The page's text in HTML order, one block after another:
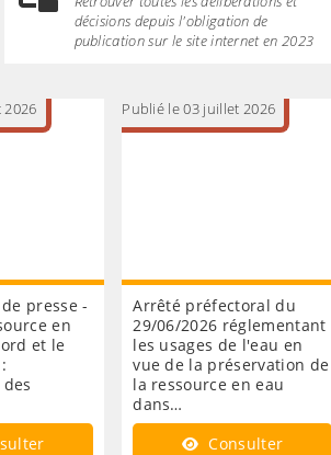
décisions depuis l'obligation de
publication sur le site internet en 2023
presse -
en
et le
Publié le 03 juillet 2026
Arrêté préfectoral du
29/06/2026 réglementant
les usages de l'eau en
vue de la préservation de
la ressource en eau
dans…
Consulter